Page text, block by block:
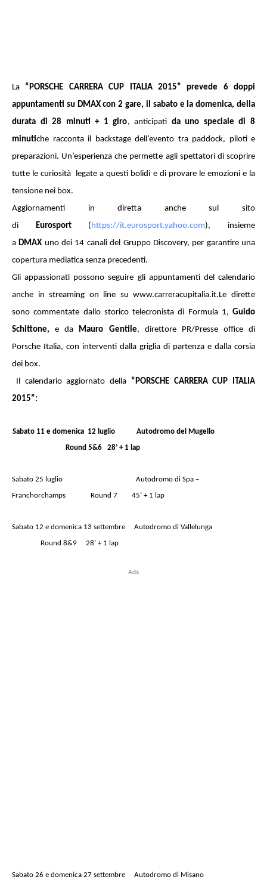
La “PORSCHE CARRERA CUP ITALIA 2015”
prevede 6 doppi
appuntamenti su DMAX con 2 gare, il sabato e la domenica, della
durata di 28 minuti + 1 giro, anticipati da uno speciale di 8
minutiche racconta il backstage dell’evento tra paddock, piloti e
preparazioni. Un’esperienza che permette agli spettatori di scoprire
tutte le curiosità legate a questi bolidi e di provare le emozioni e la
tensione nei box.
Aggiornamenti in diretta anche sul sito
di
Eurosport ( https://it.eurosport.yahoo.com), insieme
a DMAX uno dei 14 canali del Gruppo Discovery, per garantire una
copertura mediatica senza precedenti.
Gli appassionati possono seguire gli appuntamenti del calendario
anche in streaming on line suwww.carreracupitalia.it.Le dirette
sono commentate dallo storico telecronista di Formula 1, Guido
Schittone, e da Mauro Gentile, direttore PR/Presse office di
Porsche Italia, con interventi dalla griglia di partenza e dalla corsia
dei box.
Il calendario aggiornato della “PORSCHE CARRERA CUP ITALIA
2015”:
Sabato 11 e domenica 12 luglio Autodromo del Mugello
Round 5&6 28’ + 1 lap
Sabato 25 luglio Autodromo di Spa –
Franchorchamps Round 7 45’ + 1 lap
Sabato 12 e domenica 13 settembre Autodromo di Vallelunga
Round 8&9 28’ + 1 lap
Ads
Sabato 26 e domenica 27 settembre Autodromo di Misano